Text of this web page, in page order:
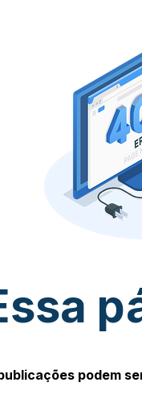
podem